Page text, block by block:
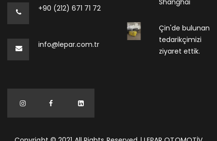
+90 (212) 671 71 72
info@lepar.com.tr
Çin'de bulunan
tedarikçimizi
ziyaret ettik.